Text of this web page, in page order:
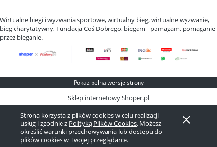
Strona korzysta z plików cookies w celu realizacji
usług i zgodnie z Polityką Plików Cookies. Możesz
określić warunki przechowywania lub dostępu do
plików cookies w Twojej przeglądarce.
Wirtualne biegi i wyzwania sportowe, wirtualny bieg, wirtualne wyzwanie,
bieg charytatywny, Fundacja Coś Dobrego, biegam - pomagam, pomaganie
przez bieganie.
Pokaż pełną wersję strony
Sklep internetowy Shoper.pl